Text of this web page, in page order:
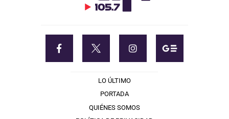
LO ÚLTIMO
PORTADA
QUIÉNES SOMOS